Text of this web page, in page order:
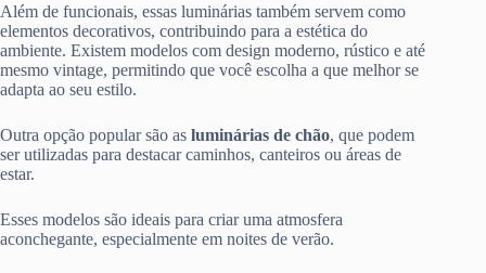
Além de funcionais, essas luminárias também servem como
elementos decorativos, contribuindo para a estética do
ambiente. Existem modelos com design moderno, rústico e até
mesmo vintage, permitindo que você escolha a que melhor se
adapta ao seu estilo.
Outra opção popular são as luminárias de chão, que podem
ser utilizadas para destacar caminhos, canteiros ou áreas de
estar.
Esses modelos são ideais para criar uma atmosfera
aconchegante, especialmente em noites de verão.